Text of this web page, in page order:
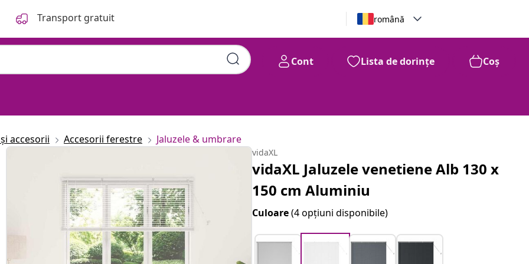
Transport gratuit română
Cont Lista de dorințe Coș
accesorii Accesorii ferestre Jaluzele & umbrare
vidaXL
vidaXL Jaluzele venetiene Alb 130 x
150 cm Aluminiu
Culoare(4 opțiuni disponibile)